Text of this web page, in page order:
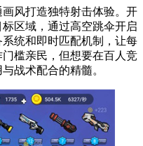
风打造独特射击体验。开
区域，通过高空跳伞开启
统和即时匹配机制，让每
槛亲民，但想要在百人竞
战术配合的精髓。